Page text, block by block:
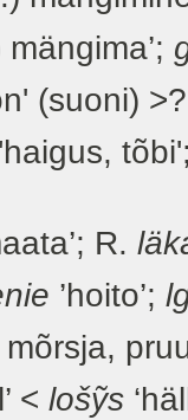
R.
’hoito’;
mõrsja,
< lošỹs